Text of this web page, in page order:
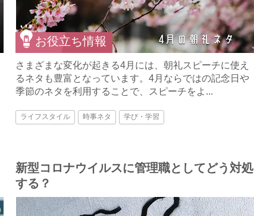
お役立ち情報
さまざまな変化が起きる4月には、朝礼スピーチに使え
るネタも豊富となっています。4月ならではの記念日や
季節のネタを利用することで、スピーチをよ...
ライフスタイル 時事ネタ 学び・学習
新型コロナウイルスに管理職としてどう対処
する？